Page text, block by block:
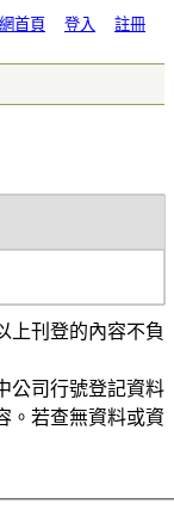
首頁 登入 註冊
上刊登的內容不負
公司行號登記資料
。若查無資料或資